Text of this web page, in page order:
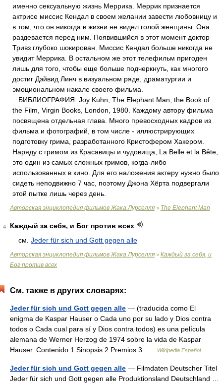
именно сексуальную жизнь Меррика. Меррик признается
актрисе миссис Кендал в своем желании завести любовницу и
в том, что он никогда в жизни не видел голой женщины. Она
раздевается перед ним. Появившийся в этот момент доктор
Тривз глубоко шокирован. Миссис Кендал больше никогда не
увидит Меррика. В остальном же этот телефильм пригоден
лишь для того, чтобы еще больше подчеркнуть, как многого
достиг Дэйвид Линч в визуальном ряде, драматургии и
эмоциональном накале своего фильма.
БИБЛИОГРАФИЯ: Joy Kuhn, The Elephant Man, the Book of
the Film, Virgin Books, London, 1980. Каждому автору фильма
посвящена отдельная глава. Много превосходных кадров из
фильма и фотографий, в том числе - иллюстрирующих
подготовку грима, разработанного Кристофером Хакером.
Наряду с гримом из Красавицы и чудовища, La Belle et la Bête,
это один из самых сложных гримов, когда-либо
использованных в кино. Для его наложения актеру нужно было
сидеть неподвижно 7 час, поэтому Джона Хёрта подвергали
этой пытке лишь через день.
Авторская энциклопедия фильмов Жака Лурселля > The Elephant Man
4
Каждый за себя, и Бог против всех
см. Jeder für sich und Gott gegen alle
Авторская энциклопедия фильмов Жака Лурселля > Каждый за себя, и
Бог против всех
См. также в других словарях:
Jeder für sich und Gott gegen alle — (traducida como El
enigma de Kaspar Hauser o Cada uno por su lado y Dios contra
todos o Cada cual para sí y Dios contra todos) es una película
alemana de Werner Herzog de 1974 sobre la vida de Kaspar
Hauser. Contenido 1 Sinopsis 2 Premios 3 …
Wikipedia Español
Jeder für sich und Gott gegen alle — Filmdaten Deutscher Titel
Jeder für sich und Gott gegen alle Produktionsland Deutschland …